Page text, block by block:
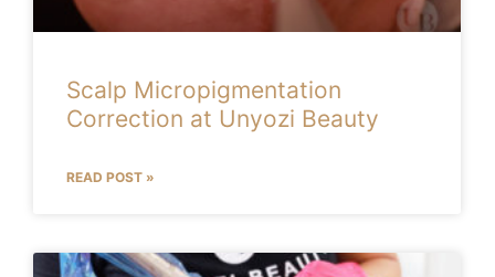
Scalp Micropigmentation
Correction at Unyozi Beauty
READ POST »